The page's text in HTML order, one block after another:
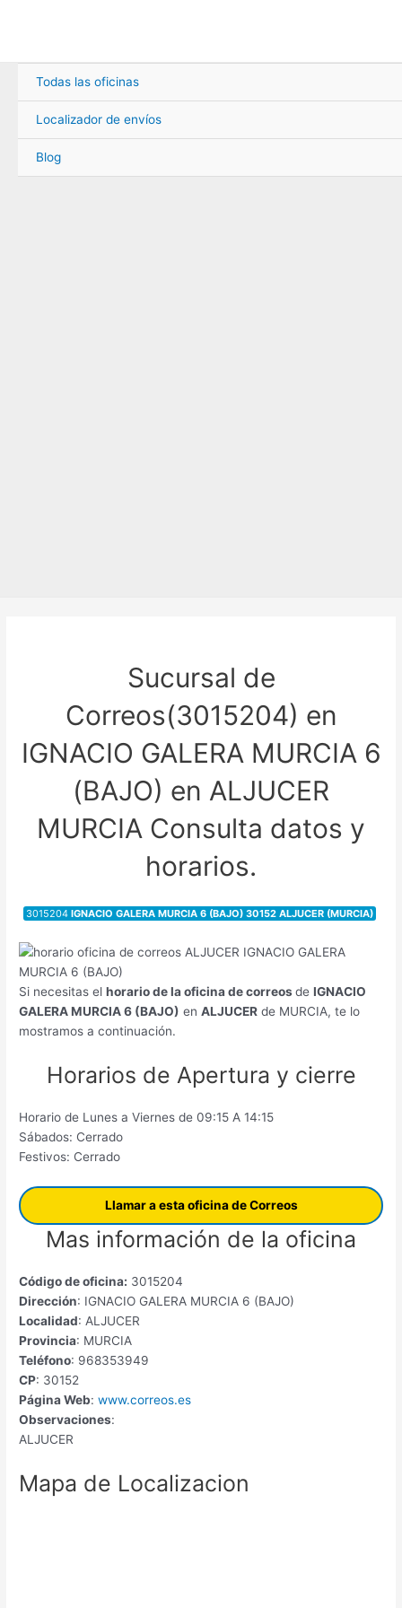
Todas las oficinas
Localizador de envíos
Blog
Sucursal de
Correos(3015204) en
IGNACIO GALERA MURCIA 6
(BAJO) en ALJUCER
MURCIA Consulta datos y
horarios.
3015204 IGNACIO GALERA MURCIA 6 (BAJO) 30152 ALJUCER (MURCIA)
Si necesitas elhorario de la oficina de correosdeIGNACIO
GALERA MURCIA 6 (BAJO) enALJUCER de MURCIA, te lo
mostramos a continuación.
Horarios de Apertura y cierre
Horario de Lunes a Viernes de 09:15 A 14:15
Sábados: Cerrado
Festivos: Cerrado
Llamar a esta oficina de Correos
Mas información de la oficina
Código de oficina: 3015204
Dirección: IGNACIO GALERA MURCIA 6 (BAJO)
Localidad: ALJUCER
Provincia: MURCIA
Teléfono: 968353949
CP: 30152
Página Web: www.correos.es
Observaciones:
ALJUCER
Mapa de Localizacion